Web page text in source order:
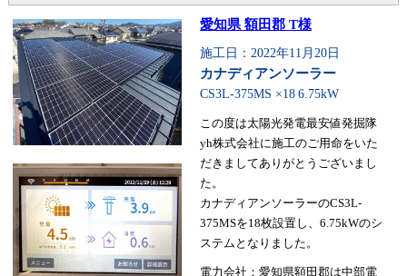
愛知県 額田郡 T様
施工日：2022年11月20日
カナディアンソーラー
CS3L-375MS ×18 6.75kW
この度は太陽光発電最安値発掘隊
yh株式会社に施工のご用命をいた
だきましてありがとうございまし
た。
カナディアンソーラーのCS3L-
375MSを18枚設置し、6.75kWのシ
ステムとなりました。
電力会社：愛知県額田郡は中部電